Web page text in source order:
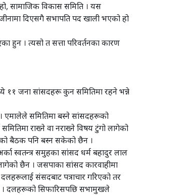
सामाजिक विकास समिति । यस
दिएसगै सभापति पद खाली भएको हो
हुन । त्यसो त सत्ता परिवर्तनका कारण
११ जना सांसदहरू कुन समितिमा रहने भन्ने
एमालेले समितिमा बस्ने सांसदहरूको
राख्ने वा नराख्ने विषय टुंगो लागेको
बैठक पनि बस्न सकेको छैन ।
स्वतन्त्र समुहका सांसद धर्म बहादुर लाल
छैन । जसपाका सांसद कारवाहीमा
संसदबाट पत्राचार गरिएको तर
। दलहरूको सिफारिसपछि सभामुखले